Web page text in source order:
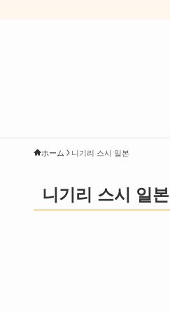
ホーム 니기리 스시 일본
니기리 스시 일본